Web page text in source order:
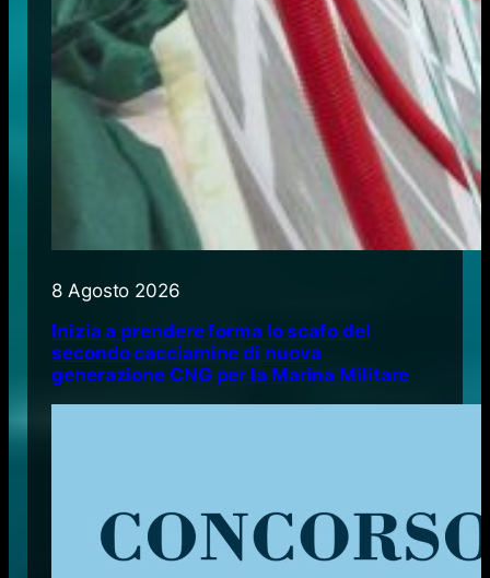
8 Agosto 2026
Inizia a prendere forma lo scafo del
secondo cacciamine di nuova
generazione CNG per la Marina Militare